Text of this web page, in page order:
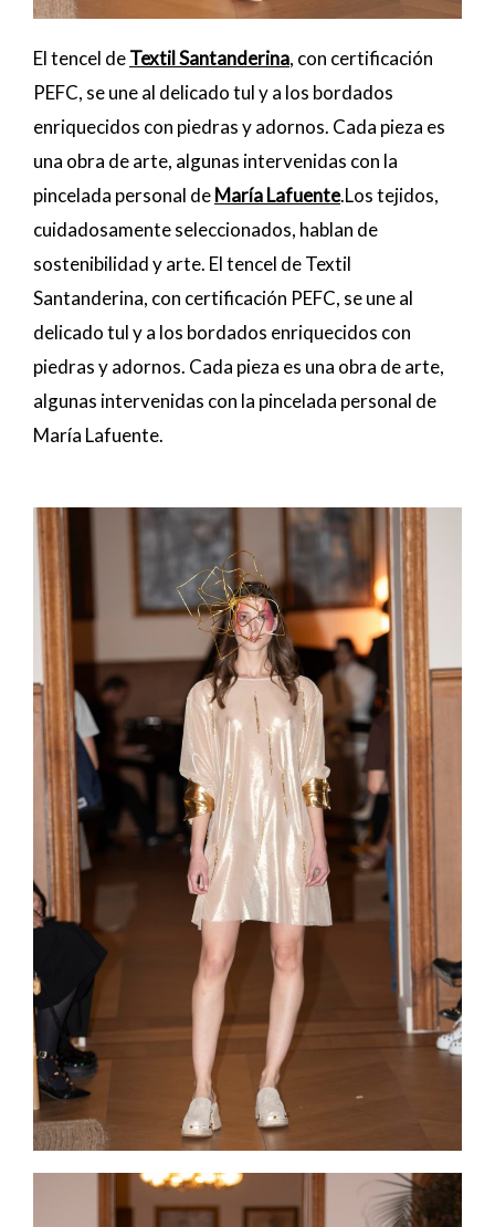
El tencel deTextil Santanderina, con certificación
PEFC, se une al delicado tul y a los bordados
enriquecidos con piedras y adornos. Cada pieza es
una obra de arte, algunas intervenidas con la
pincelada personal deMaría Lafuente.Los tejidos,
cuidadosamente seleccionados, hablan de
sostenibilidad y arte. El tencel de Textil
Santanderina, con certificación PEFC, se une al
delicado tul y a los bordados enriquecidos con
piedras y adornos. Cada pieza es una obra de arte,
algunas intervenidas con la pincelada personal de
María Lafuente.